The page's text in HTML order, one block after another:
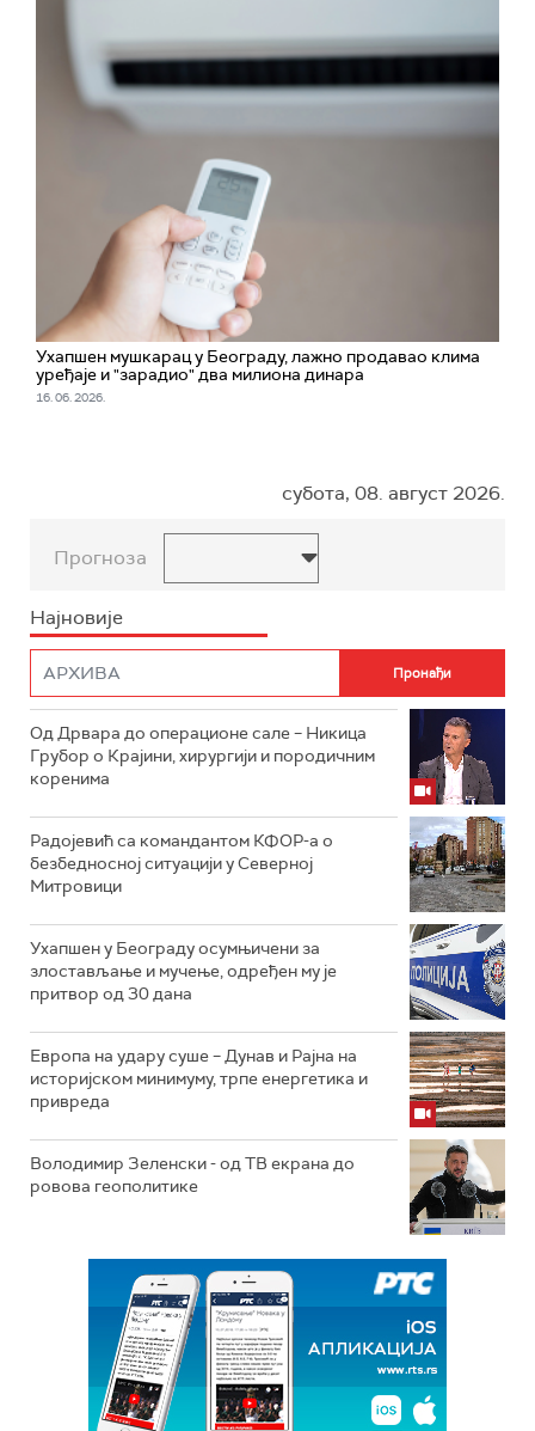
Ухапшен мушкарац у Београду, лажно продавао клима
уређаје и "зарадио" два милиона динара
16. 06. 2026.
субота, 08. август 2026.
Прогноза
Најновије
Од Дрвара до операционе сале – Никица
Грубор о Крајини, хирургији и породичним
коренима
Радојевић са командантом КФОР-а о
безбедносној ситуацији у Северној
Митровици
Ухапшен у Београду осумњичени за
злостављање и мучење, одређен му је
притвор од 30 дана
Европа на удару суше – Дунав и Рајна на
историјском минимуму, трпе енергетика и
привреда
Володимир Зеленски - од ТВ екрана до
ровова геополитике